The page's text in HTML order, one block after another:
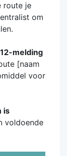
route je
om
melding
[naam
voor
is
voldoende